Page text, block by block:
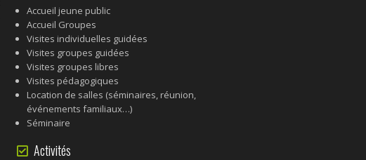
Accueil jeune public
Accueil Groupes
Visites individuelles guidées
Visites groupes guidées
Visites groupes libres
Visites pédagogiques
Location de salles (séminaires, réunion,
événements familiaux…)
Séminaire
Activités